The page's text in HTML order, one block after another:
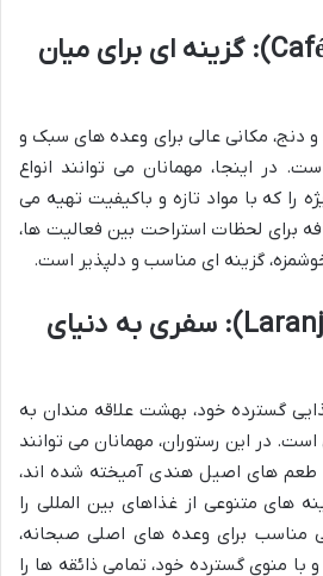
کافه آزول (Café Azul): گزینه ای برای میان
و دنج، مکانی عالی برای وعده های سبک و
در اینجا، مهمانان می توانند انواع
را که با مواد تازه و باکیفیت تهیه می
برای لحظات استراحت بین فعالیت ها،
گزینه ای مناسب و دلپذیر است.
رستوران لارانجا (Laranja): سفری به دنیای
غذایی گسترده خود، بهشت علاقه مندان به
در این رستوران، مهمانان می توانند
طعم های اصیل هندی آمیخته شده اند،
های متنوعی از غذاهای بین المللی را
مناسب برای وعده های اصلی صبحانه،
با منوی گسترده خود، تمامی ذائقه ها را